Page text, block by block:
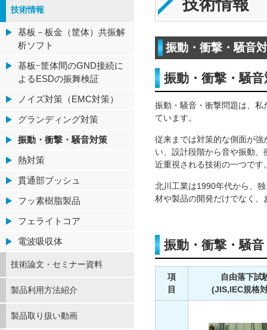
技術情報
振動・衝撃・騒音
振動・衝撃・騒
振動・騒音・衝撃問題は、
ています。
従来までは対策的な側面が
い、設計段階から音や振動
近重視される技術の一つです
北川工業は1990年代から、
材や製品の開発だけでなく
振動・衝撃・騒
項
目
自由落下試
(JIS,IEC規格
技術情報
基板－板金（筐体）共振解
析ソフト
基板ｰ筐体間のGND接続に
よるESDの振舞検証
ノイズ対策（EMC対策）
グランディング対策
振動・衝撃・騒音対策
熱対策
貫通部ブッシュ
フッ素樹脂製品
フェライトコア
電波吸収体
技術論文・セミナー資料
製品利用方法紹介
製品取り扱い動画